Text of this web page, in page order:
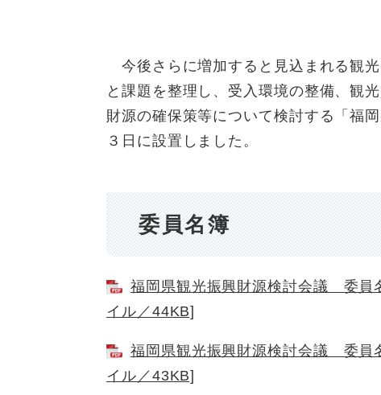
今後さらに増加すると見込まれる観
と課題を整理し、受入環境の整備、観
財源の確保策等について検討する「福
３日に設置しました。
委員名簿
福岡県観光振興財源検討会議 委員
イル／44KB]
福岡県観光振興財源検討会議 委員
イル／43KB]